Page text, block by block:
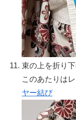
束の上を折り
このあたりは
ヤー結び